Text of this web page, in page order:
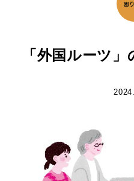
「外国ルーツ